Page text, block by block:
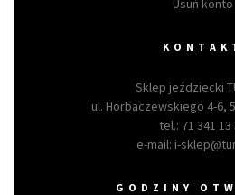
Usuń konto
Sklep jeździecki
ul. Horbaczewskiego 4-6,
tel.: 71 341 13
e-mail: i-
GODZINY